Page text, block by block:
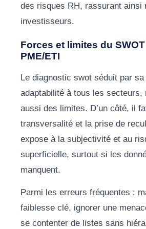
des risques RH, rassurant ainsi
investisseurs.
Forces et limites du
PME/ETI
Le diagnostic swot séduit par
adaptabilité à tous les secteurs,
aussi des limites. D’un côté, il
transversalité et la prise de
expose à la subjectivité et au
superficielle, surtout si les
manquent.
Parmi les erreurs fréquentes :
faiblesse clé, ignorer une
se contenter de listes sans